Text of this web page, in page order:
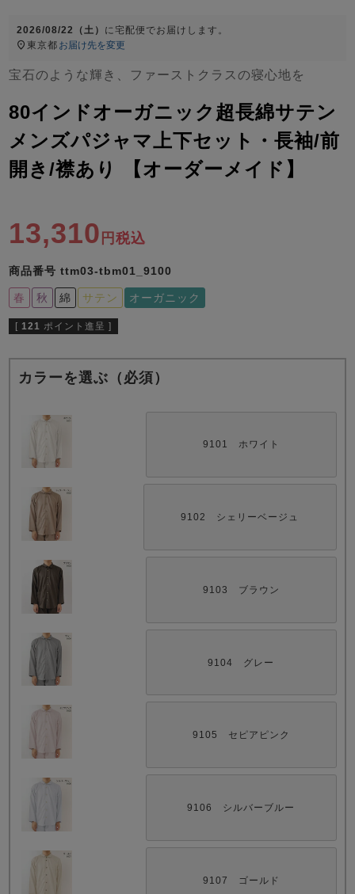
売れ筋ランキング
新着商品
すべてのキッ
ズ
ガールズ前開
き
ガールズかぶ
り
ボーイズ長袖
ガールズ上着
単品
ガールズズボ
ン単品
ボーイズ上着
ボーイズズボ
売れ筋ランキング
- Item Ranking -
すべてのデザインのパジャマ一覧はこちら
2026/08/22（土） に宅配便 でお届けします。
東京都 お届け先を変更
宝石のような輝き、ファーストクラスの寝心地を
80インドオーガニック超長綿サテン
メンズパジャマ上下セット・長袖/前
開き/襟あり 【オーダーメイド】
13,310 税込
商品番号 ttm03-tbm01_9100
春 秋 綿 サテン オーガニック
[ 121 ポイント進呈 ]
カラーを選ぶ（必須）
9101 ホワイト
9102 シェリーベージュ
9103 ブラウン
9104 グレー
9105 セピアピンク
9106 シルバーブルー
9107 ゴールド